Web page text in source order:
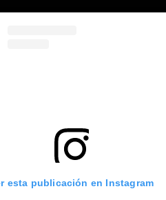
esta publicación en Instagram